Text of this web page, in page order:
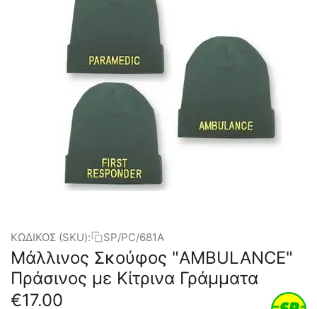
ΚΩΔΙΚΟΣ (SKU): SP/PC/681A
Μάλλινος Σκούφος "AMBULANCE"
Πράσινος με Κίτρινα Γράμματα
€17.00